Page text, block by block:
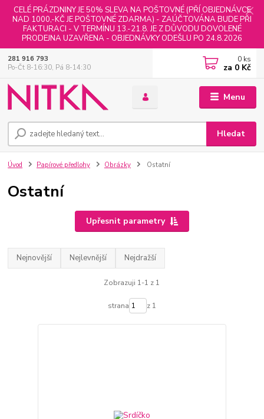
CELÉ PRÁZDNINY JE 50% SLEVA NA POŠTOVNÉ (PŘÍ OBJEDNÁVCE
NAD 1000,-KČ JE POŠTOVNÉ ZDARMA) - ZAÚČTOVÁNA BUDE PŘI
FAKTURACI - V TERMÍNU 13.-21.8. JE Z DŮVODU DOVOLENÉ
PRODEJNA UZAVŘENA - OBJEDNÁVKY ODEŠLU PO 24.8.2026
Menu
Hledat
281 916 793
Po-Čt 8-16:30, Pá 8-14:30
0 ks
za 0 Kč
Úvod Papírové předlohy Obrázky Ostatní
Ostatní
Upřesnit parametry
Nejnovější Nejlevnější Nejdražší
Zobrazuji 1-1 z 1
strana z 1